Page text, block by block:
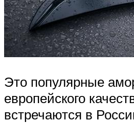
Это популярные
европейского
встречаются в